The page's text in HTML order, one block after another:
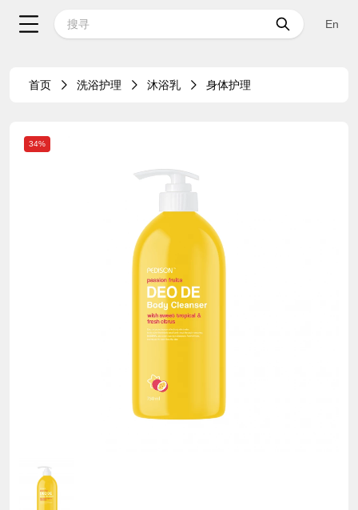
En
首页 洗浴护理 沐浴乳 身体护理
34%